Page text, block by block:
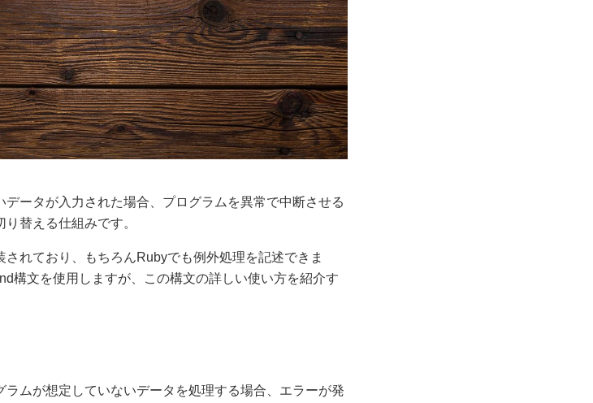
ータが入力された場合、プログラムを異常で中断させる
替える仕組みです。
れており、もちろんRubyでも例外処理を記述できま
構文を使用しますが、この構文の詳しい使い方を紹介す
ムが想定していないデータを処理する場合、エラーが発